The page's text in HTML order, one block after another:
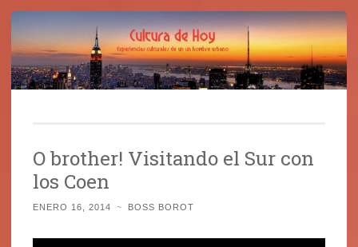
contenido
O brother! Visitando el Sur con
los Coen
ENERO 16, 2014 ~ BOSS BOROT